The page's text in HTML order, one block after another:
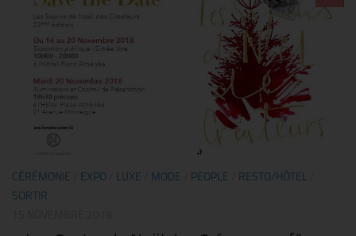
CÉRÉMONIE EXPO LUXE MODE PEOPLE RESTO/HÔTEL
SORTIR